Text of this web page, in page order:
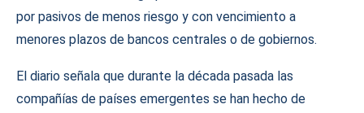
por pasivos de menos riesgo y con vencimiento a
menores plazos de bancos centrales o de gobiernos.
El diario señala que durante la década pasada las
compañías de países emergentes se han hecho de